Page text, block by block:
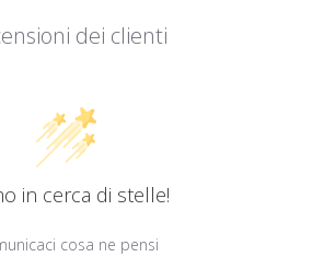
dei clienti
in cerca di stelle!
cosa ne pensi